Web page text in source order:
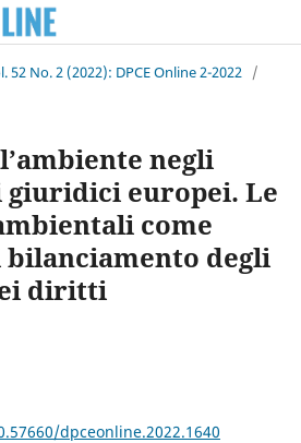
52 No. 2 (2022): DPCE Online 2-2022 /
negli
europei. Le
come
degli
diritti
dpceonline.2022.1640